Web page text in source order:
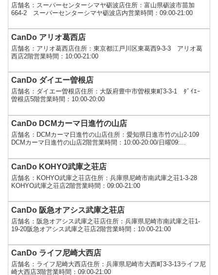
店舗名：スーパーセンターシマヤ砺波店住所：富山県砺波市苗加
664-2 スーパーセンターシマヤ砺波店内営業時間：09:00-21:00
CanDo アリオ葛西店
店舗名：アリオ葛西店住所：東京都江戸川区東葛西9-3-3 アリオ葛
西店2階営業時間：10:00-21:00
CanDo ダイエー曽根店
店舗名：ダイエー曽根店住所：大阪府豊中市曽根東町3-3-1 ﾀﾞｲｴｰ
曽根店5階営業時間：10:00-20:00
CanDo DCMカーマ日進竹の山店
店舗名：DCMカーマ日進竹の山店住所：愛知県日進市竹の山2-109
DCMカーマ日進竹の山店2階営業時間：10:00-20:00/日曜09:...
CanDo KOHYO武庫之荘店
店舗名：KOHYO武庫之荘店住所：兵庫県尼崎市南武庫之荘1-3-28
KOHYO武庫之荘店2階営業時間：09:00-21:00
CanDo 阪急オアシス武庫之荘店
店舗名：阪急オアシス武庫之荘店住所：兵庫県尼崎市南武庫之荘1-
19-20阪急オアシス武庫之荘店2階営業時間：10:00-21:00
CanDo ライフ尼崎大西店
店舗名：ライフ尼崎大西店住所：兵庫県尼崎市大西町3-3-13ライフ尼
崎大西店3階営業時間：09:00-21:00